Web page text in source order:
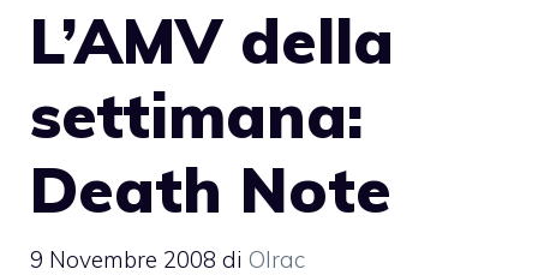
L’AMV della
settimana:
Death Note
9 Novembre 2008 di Olrac